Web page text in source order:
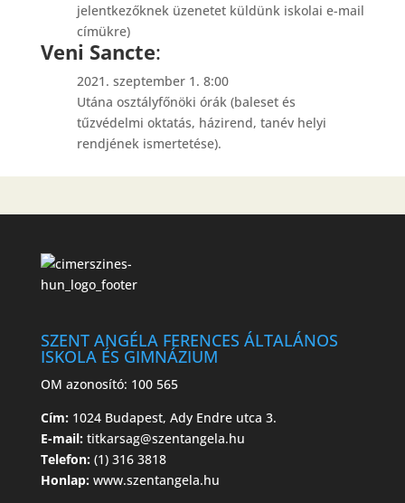
jelentkezőknek üzenetet küldünk iskolai e-mail
címükre)
Veni Sancte:
2021. szeptember 1. 8:00
Utána osztályfőnöki órák (baleset és
tűzvédelmi oktatás, házirend, tanév helyi
rendjének ismertetése).
SZENT ANGÉLA FERENCES ÁLTALÁNOS
ISKOLA ÉS GIMNÁZIUM
OM azonosító: 100 565
Cím: 1024 Budapest, Ady Endre utca 3.
E-mail:titkarsag@szentangela.hu
Telefon: (1) 316 3818
Honlap:www.szentangela.hu